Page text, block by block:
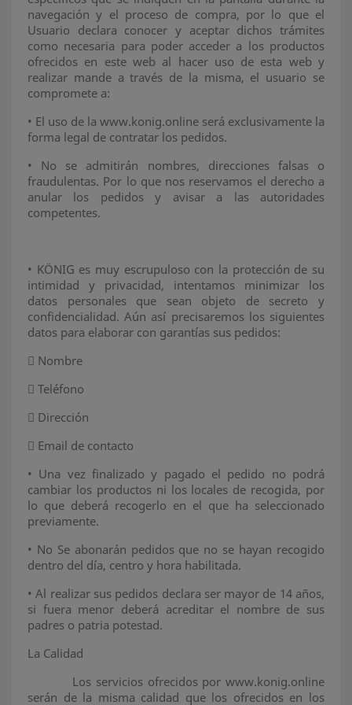
navegación y el proceso de compra, por lo que el
Usuario declara conocer y aceptar dichos trámites
como necesaria para poder acceder a los productos
ofrecidos en este web al hacer uso de esta web y
realizar mande a través de la misma, el usuario se
compromete a:
• El uso de la www.konig.online será exclusivamente la
forma legal de contratar los pedidos.
•
No se admitirán nombres, direcciones falsas o
fraudulentas. Por lo que nos reservamos el derecho a
anular los pedidos y avisar a las autoridades
competentes.
• KÖNIG es muy escrupuloso con la protección de su
intimidad y privacidad, intentamos minimizar los
datos personales que sean objeto de secreto y
confidencialidad. Aún así precisaremos los siguientes
datos para elaborar con garantías sus pedidos:
 Nombre
 Teléfono
 Dirección
 Email de contacto
• Una vez finalizado y pagado el pedido no podrá
cambiar los productos ni los locales de recogida, por
lo que deberá recogerlo en el que ha seleccionado
previamente.
• No Se abonarán pedidos que no se hayan recogido
dentro del día, centro y hora habilitada.
• Al realizar sus pedidos declara ser mayor de 14 años,
si fuera menor deberá acreditar el nombre de sus
padres o patria potestad.
La Calidad
Los servicios ofrecidos por www.konig.online
serán de la misma calidad que los ofrecidos en los